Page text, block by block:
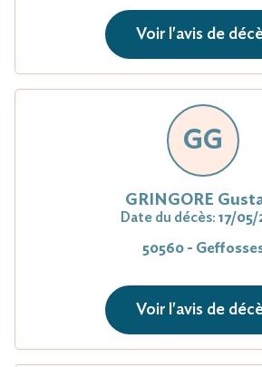
Voir l'avis de
GG
GRINGORE
Date du décès: 17/05/
50560 -
Voir l'avis de